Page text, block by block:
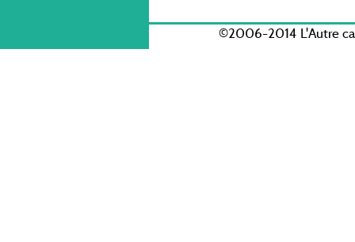
©2006-2014 L'Autre